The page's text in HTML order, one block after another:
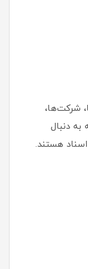
شرکت‌ها،
دنبال
اسناد هستند.